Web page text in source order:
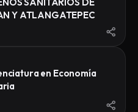
Y ATLANGATEPEC
en Economía